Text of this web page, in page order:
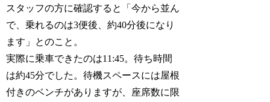
スタッフの方に確認すると「今から並ん
で、乗れるのは3便後、約40分後になり
ます」とのこと。
実際に乗車できたのは11:45。待ち時間
は約45分でした。待機スペースには屋根
付きのベンチがありますが、座席数に限